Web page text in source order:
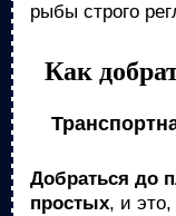
рыбы строго
Как
Добраться до
простых, и